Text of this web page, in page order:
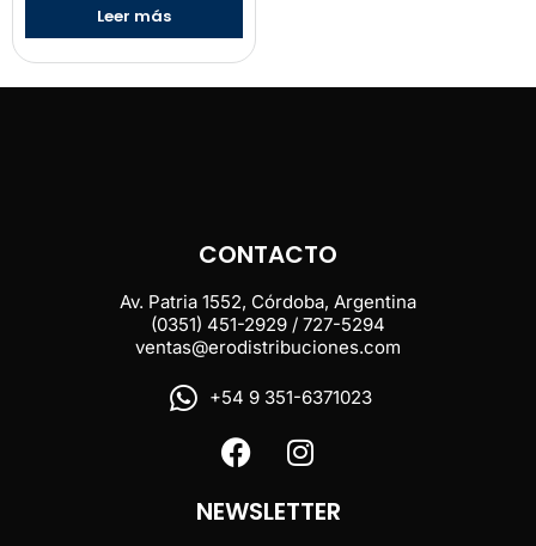
Leer más
CONTACTO
Av. Patria 1552, Córdoba, Argentina
(0351) 451-2929 / 727-5294
ventas@erodistribuciones.com
+54 9 351-6371023
NEWSLETTER